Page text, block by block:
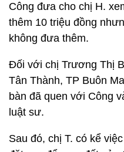
Công đưa cho chị H.
thêm 10 triệu đồng
không đưa thêm.
Đối với chị Trương Thị
Tân Thành, TP Buôn
bàn đã quen với Công
luật sư.
Sau đó, chị T. có kể